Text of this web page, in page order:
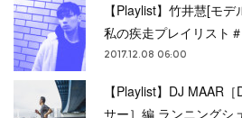
【Playlist】竹井慧[モ
私の疾走プレイリスト
2017.12.08 06:00
【Playlist】DJ MAAR
サー］編 ランニングシ